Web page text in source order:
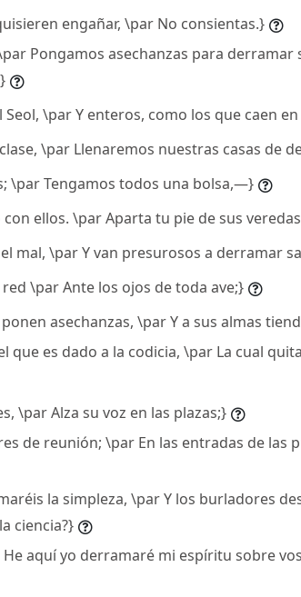
engañar, \par No consientas.}
Pongamos asechanzas para derramar
\par Y enteros, como los que caen
\par Llenaremos nuestras casas de
\par Tengamos todos una bolsa,—}
ellos. \par Aparta tu pie de sus
mal, \par Y van presurosos a derramar
\par Ante los ojos de toda ave;}
asechanzas, \par Y a sus almas
que es dado a la codicia, \par La cual
\par Alza su voz en las plazas;}
de reunión; \par En las entradas de las
la simpleza, \par Y los burladores
ciencia?}
aquí yo derramaré mi espíritu sobre